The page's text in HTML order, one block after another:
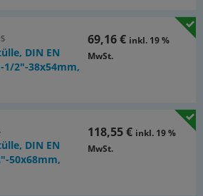
DIN EN
1/2"-38x54mm,
69,16 € inkl. 19 %
MwSt.
DIN EN
50x68mm,
118,55 € inkl. 19 %
MwSt.